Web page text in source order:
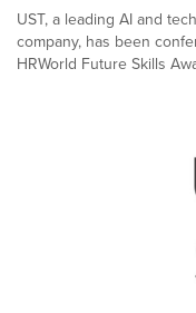
UST, a leading AI and
company, has been
HRWorld Future Skills